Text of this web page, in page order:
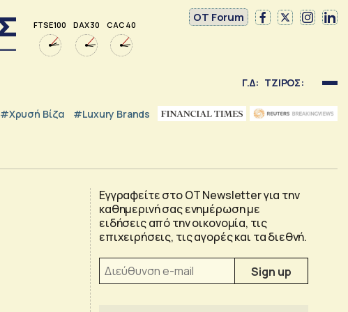
FTSE 100 DAX 30 CAC 40
OT Forum
Γ.Δ: ΤΖΙΡΟΣ:
#Χρυσή Βίζα #luxury Brands
Εγγραφείτε στο OT Newsletter για την
καθημερινή σας ενημέρωση με
ειδήσεις από την οικονομία, τις
επιχειρήσεις, τις αγορές και τα διεθνή.